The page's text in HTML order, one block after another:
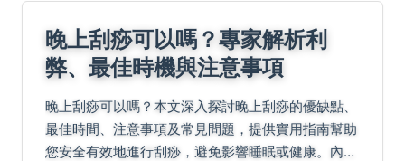
晚上刮痧可以嗎？專家解析利
弊、最佳時機與注意事項
晚上刮痧可以嗎？本文深入探討晚上刮痧的優缺點、
最佳時間、注意事項及常見問題，提供實用指南幫助
您安全有效地進行刮痧，避免影響睡眠或健康。內容